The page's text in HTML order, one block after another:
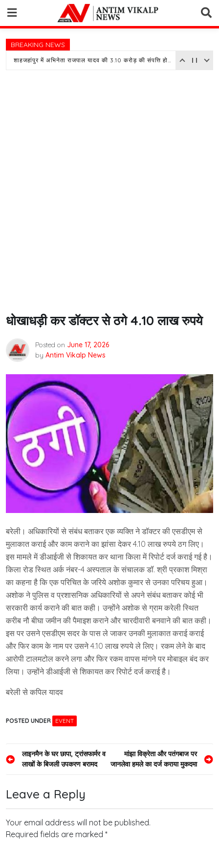
content
BREAKING NEWS
शाहजहांपुर में अभिनेता राजपाल यादव की 3.10 करोड़ की संपत्ति होगी नीलाम, बैंक ने चस्पा किया नोटिस
धोखाधड़ी कर डॉक्टर से ठगे 4.10 लाख रुपये
Posted on June 17, 2026
by Antim Vikalp News
बरेली। अधिकारियों से संबंध बताकर एक व्यक्ति ने डॉक्टर की एसडीएम से
मुलाकात कराई और काम कराने का झांसा देकर 4.10 लाख रुपये ठग लिए।
इस मामले में डीआईजी से शिकायत कर थाना किला में रिपोर्ट दर्ज कराई गई है।
किला रोड स्थित अर्क नंबर-4 अस्पताल के संचालक डॉ. श्री प्रकाश मिश्रा
का कहना है कि एक परिचित के जरिये अशोक कुमार से उनका परिचय हुआ।
अशोक ने पुलिस व प्रशासनिक अधिकारियों से अपने संबंध बताकर कोई भी
सरकारी कार्य कराने की बात कही। उन्होंने अशोक से ग्राम करेली स्थित
करीब नौ बीघा जमीन की पैमाइश कराने और चारदीवारी बनवाने की बात कही।
इस पर उसने एसडीएम सदर के पास ले जाकर उनकी मुलाकात कराई कराई
और फिर काम के नाम पर उसने 4.10 लाख रुपये ले लिए। रकम लेने के बाद
आरोपी टालमटोल करने लगा और फिर रकम वापस मांगने पर मोबाइल बंद कर
लिया। उन्होंने डीआईजी से शिकायत कर रिपोर्ट दर्ज कराई है।
बरेली से कपिल यादव
POSTED UNDER EVENT
Post
navigation
लाइनमैन के घर छापा, ट्रांसफार्मर व
लाखों के बिजली उपकरण बरामद
मांझा विक्रेता और पतंगबाज पर
जानलेवा हमले का दर्ज कराया मुकदमा
Leave a Reply
Your email address will not be published.
Required fields are marked *